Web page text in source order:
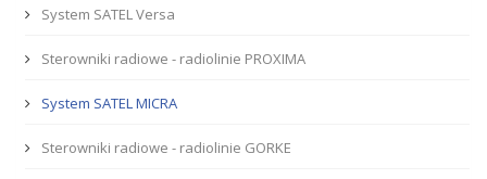
System SATEL Versa
Sterowniki radiowe - radiolinie PROXIMA
System SATEL MICRA
Sterowniki radiowe - radiolinie GORKE